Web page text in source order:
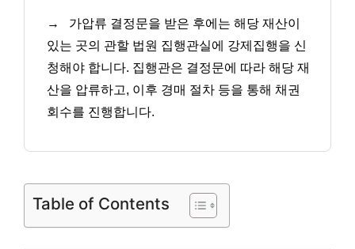
→
가압류 결정문을 받은 후에는 해당 재산이
있는 곳의 관할 법원 집행관실에 강제집행을 신
청해야 합니다. 집행관은 결정문에 따라 해당 재
산을 압류하고, 이후 경매 절차 등을 통해 채권
회수를 진행합니다.
Table of Contents